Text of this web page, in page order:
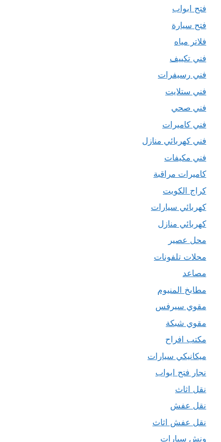
فتح ابواب
فتح سيارة
فلاتر مياه
فني تكييف
فني رسيفرات
فني ستلايت
فني صحي
فني كاميرات
فني كهربائي منازل
فني مكيفات
كاميرات مراقبة
كراج الكويت
كهربائي سيارات
كهربائي منازل
محل عصير
محلات تلفونات
مصاعد
مطابخ المنيوم
مقوي سيرفس
مقوي شبكة
مكتب افراح
ميكانيكي سيارات
نجار فتح ابواب
نقل اثاث
نقل عفش
نقل عفش اثاث
ونش سيارات